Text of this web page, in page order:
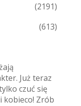
(2191)
(613)
Już teraz
czuć się
kobieco! Zrób